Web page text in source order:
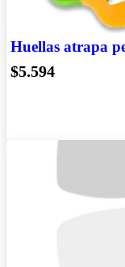
Huellas atrapa
$5.594